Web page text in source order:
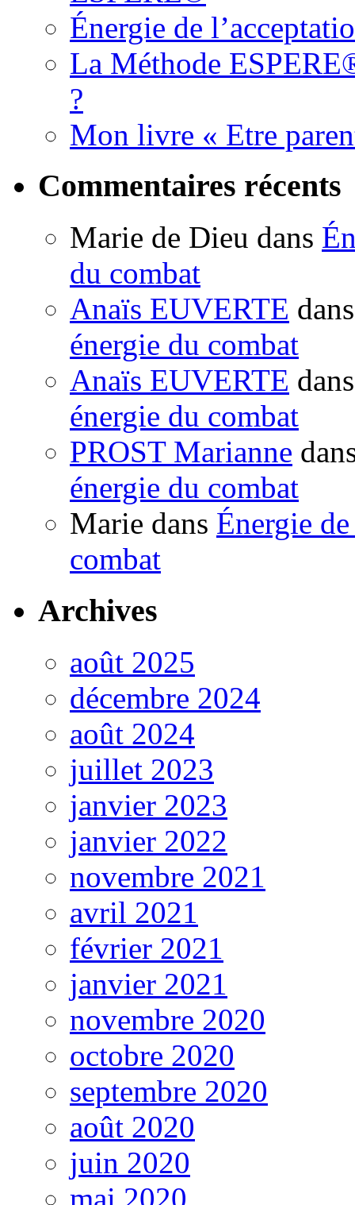
Énergie de
La Méthode
?
Mon livre « Etre
Commentaires récents
Marie de Dieu dans
du combat
Anaïs EUVERTE
énergie du combat
Anaïs EUVERTE
énergie du combat
PROST Marianne
énergie du combat
Marie dans Énergie
combat
Archives
août 2025
décembre 2024
août 2024
juillet 2023
janvier 2023
janvier 2022
novembre 2021
avril 2021
février 2021
janvier 2021
novembre 2020
octobre 2020
septembre 2020
août 2020
juin 2020
mai 2020